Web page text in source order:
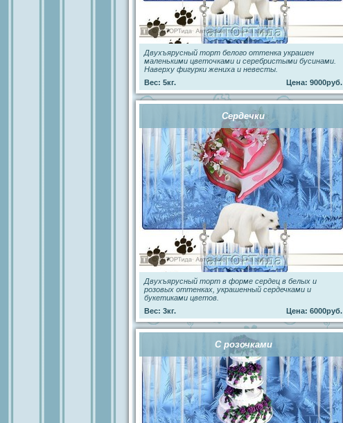
Двухъярусный торт белого оттенка украшен
маленькими цветочками и серебристыми бусинами.
Наверху фигурки жениха и невесты.
Вес: 5кг.
Цена: 9000руб.
Сердечки
Двухъярусный торт в форме сердец в белых и
розовых оттенках, украшенный сердечками и
букетиками цветов.
Вес: 3кг.
Цена: 6000руб.
С розочками